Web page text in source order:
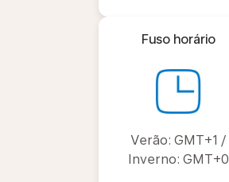
Fuso horário
Verão: GMT+1 /
Inverno: GMT+0